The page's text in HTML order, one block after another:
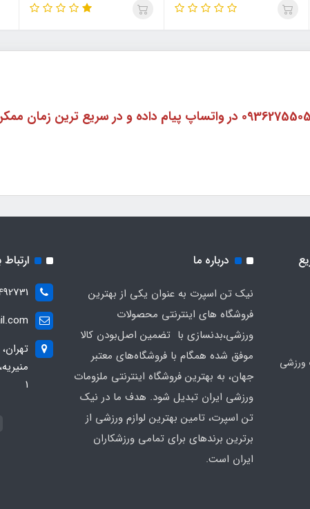
برای گرفتن راهنمایی در مورد هر نوع وسیله ورزشی ، به شماره 09362755056 در واتساپ پیام داده و در
ورزشی
درباره ما
نیک تن اسپرت به عنوان یکی از بهترین
فروشگاه های اینترنتی محصولات
ورزشی،بدنسازی با تضمین اصل‌بودن کالا
موفق شده همگام با فروشگاه‌های معتبر
جهان، به بهترین فروشگاه اینترنتی ملزومات
ورزشی ایران تبدیل شود. هدف ما در نیک
تن اسپرت، تامین بهترین لوازم ورزشی از
برترین برندهای برای تمامی ورزشکاران
ایران است.
ارتباط
۱